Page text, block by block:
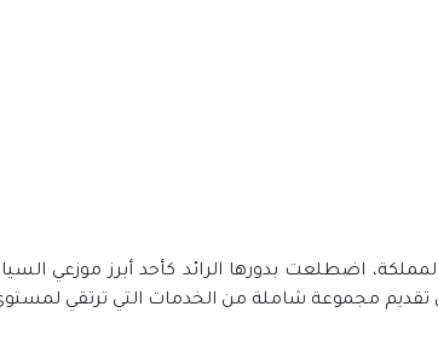
اضطلعت بدورها الرائد كأحد أبرز موزعي
مجموعة شاملة من الخدمات التي ترتقي لمستوى